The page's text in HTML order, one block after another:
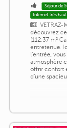
Séjour de
Internet très
VETRAZ-
découvrez
(112.37 m²
entretenue.
l'entrée,
atmosphère
offrir confort
d'une